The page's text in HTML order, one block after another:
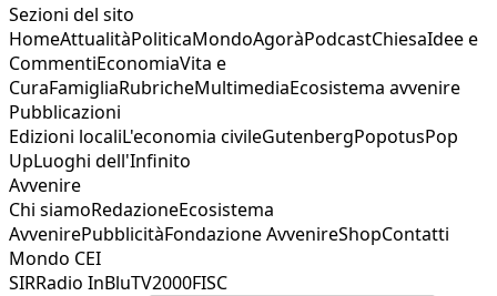
Sezioni del sito
HomeAttualitàPoliticaMondoAgoràPodcastChiesaIdee e
CommentiEconomiaVita e
CuraFamigliaRubricheMultimediaEcosistema avvenire
Pubblicazioni
Edizioni localiL'economia civileGutenbergPopotusPop
UpLuoghi dell'Infinito
Avvenire
Chi siamoRedazioneEcosistema
AvvenirePubblicitàFondazione AvvenireShopContatti
Mondo CEI
SIRRadio InBluTV2000FISC